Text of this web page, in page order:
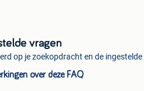
vragen
op je zoekopdracht en de
over deze FAQ